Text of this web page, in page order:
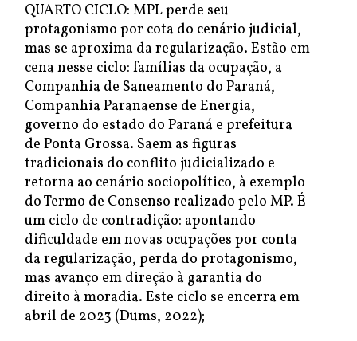
QUARTO CICLO: MPL perde seu
protagonismo por cota do cenário judicial,
mas se aproxima da regularização. Estão em
cena nesse ciclo: famílias da ocupação, a
Companhia de Saneamento do Paraná,
Companhia Paranaense de Energia,
governo do estado do Paraná e prefeitura
de Ponta Grossa. Saem as figuras
tradicionais do conflito judicializado e
retorna ao cenário sociopolítico, à exemplo
do Termo de Consenso realizado pelo MP. É
um ciclo de contradição: apontando
dificuldade em novas ocupações por conta
da regularização, perda do protagonismo,
mas avanço em direção à garantia do
direito à moradia. Este ciclo se encerra em
abril de 2023 (Dums, 2022);